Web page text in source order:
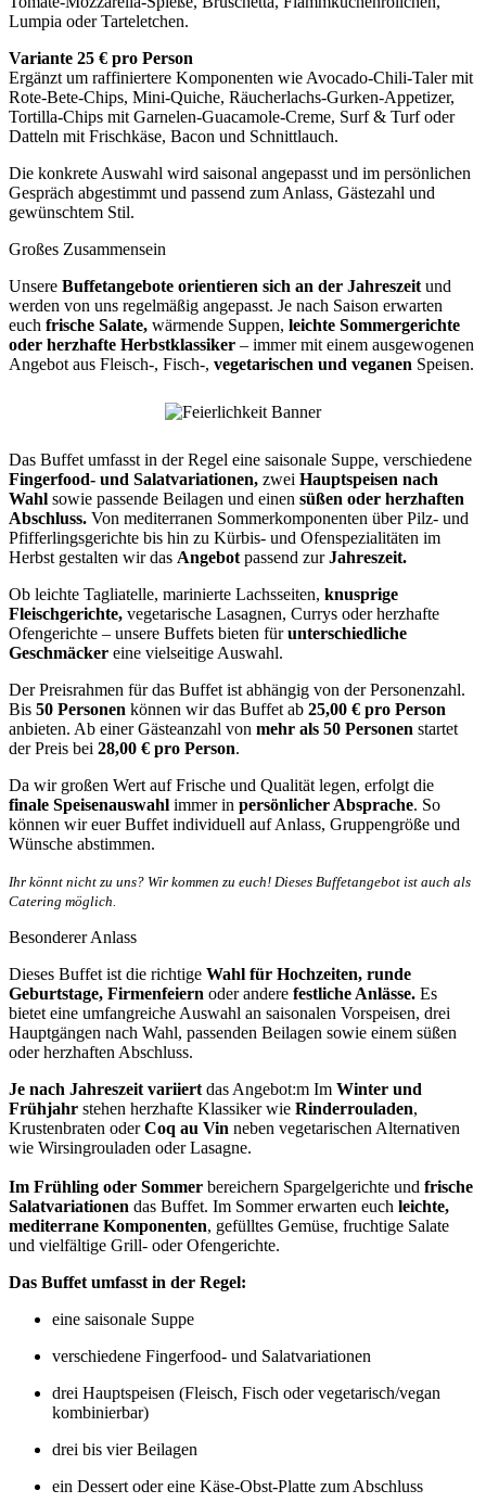
Lumpia oder Tarteletchen.
Variante 25 € pro Person
Ergänzt um raffiniertere Komponenten wie Avocado-Chili-Taler mit
Rote-Bete-Chips, Mini-Quiche, Räucherlachs-Gurken-Appetizer,
Tortilla-Chips mit Garnelen-Guacamole-Creme, Surf & Turf oder
Datteln mit Frischkäse, Bacon und Schnittlauch.
Die konkrete Auswahl wird saisonal angepasst und im persönlichen
Gespräch abgestimmt und passend zum Anlass, Gästezahl und
gewünschtem Stil.
Großes Zusammensein
Unsere Buffetangebote orientieren sich an der Jahreszeit und
werden von uns regelmäßig angepasst. Je nach Saison erwarten
euch frische Salate, wärmende Suppen, leichte Sommergerichte
oder herzhafte Herbstklassiker – immer mit einem ausgewogenen
Angebot aus Fleisch-, Fisch-, vegetarischen und veganen Speisen.
Das Buffet umfasst in der Regel eine saisonale Suppe, verschiedene
Fingerfood- und Salatvariationen, zwei Hauptspeisen nach
Wahl sowie passende Beilagen und einen süßen oder herzhaften
Abschluss. Von mediterranen Sommerkomponenten über Pilz- und
Pfifferlingsgerichte bis hin zu Kürbis- und Ofenspezialitäten im
Herbst gestalten wir das Angebot passend zurJahreszeit.
Ob leichte Tagliatelle, marinierte Lachsseiten, knusprige
Fleischgerichte, vegetarische Lasagnen, Currys oder herzhafte
Ofengerichte – unsere Buffets bieten fürunterschiedliche
Geschmäcker eine vielseitige Auswahl.
Der Preisrahmen für das Buffet ist abhängig von der Personenzahl.
Bis 50 Personen können wir das Buffet ab 25,00 € pro Person
anbieten. Ab einer Gästeanzahl von mehr als 50 Personen startet
der Preis bei 28,00 € pro Person.
Da wir großen Wert auf Frische und Qualität legen, erfolgt die
finale Speisenauswahl immer in persönlicher Absprache. So
können wir euer Buffet individuell auf Anlass, Gruppengröße und
Wünsche abstimmen.
Ihr könnt nicht zu uns? Wir kommen zu euch! Dieses Buffetangebot ist auch als
Catering möglich.
Besonderer Anlass
Dieses Buffet ist die richtige Wahl für Hochzeiten, runde
Geburtstage, Firmenfeiern oder andere festliche Anlässe. Es
bietet eine umfangreiche Auswahl an saisonalen Vorspeisen, drei
Hauptgängen nach Wahl, passenden Beilagen sowie einem süßen
oder herzhaften Abschluss.
Je nach Jahreszeit variiert das Angebot:m Im Winter und
Frühjahr stehen herzhafte Klassiker wie Rinderrouladen,
Krustenbraten oderCoq au Vin neben vegetarischen Alternativen
wie Wirsingrouladen oder Lasagne.
Im Frühling oder Sommer bereichern Spargelgerichte und frische
Salatvariationen das Buffet. Im Sommer erwarten euch leichte,
mediterrane Komponenten, gefülltes Gemüse, fruchtige Salate
und vielfältige Grill- oder Ofengerichte.
Das Buffet umfasst in der Regel:
eine saisonale Suppe
verschiedene Fingerfood- und Salatvariationen
drei Hauptspeisen (Fleisch, Fisch oder vegetarisch/vegan
kombinierbar)
drei bis vier Beilagen
ein Dessert oder eine Käse-Obst-Platte zum Abschluss